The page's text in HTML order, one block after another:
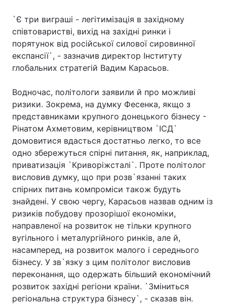
Головна Війна
Україна Політика
Економіка Світ
Спорт Наука
Зброя Інциденти
Здоров'я Туризм
Цікавинки Погода
Екологія Регіони
Лонгріди
Відео з Youtube Статті
Інтерв'ю Думки
`Є три виграші - легітимізація в західному
співтоваристві, вихід на західні ринки і
порятунок від російської силової сировинної
експансії`, - зазначив директор Інституту
глобальних стратегій Вадим Карасьов.
Водночас, політологи заявили й про можливі
ризики. Зокрема, на думку Фесенка, якщо з
представниками крупного донецького бізнесу -
Рінатом Ахметовим, керівництвом `ІСД`
домовитися вдасться достатньо легко, то все
одно збережуться спірні питання, як, наприклад,
приватизація `Криворіжсталі`. Проте політолог
висловив думку, що при розв`язанні таких
спірних питань компроміси також будуть
знайдені. У свою чергу, Карасьов назвав одним із
ризиків побудову прозорішої економіки,
направленої на розвиток не тільки крупного
вугільного і металургійного ринків, але й,
насамперед, на розвиток малого і середнього
бізнесу. У зв`язку з цим політолог висловив
переконання, що одержать більший економічний
розвиток західні регіони країни. `Зміниться
регіональна структура бізнесу`, - сказав він.